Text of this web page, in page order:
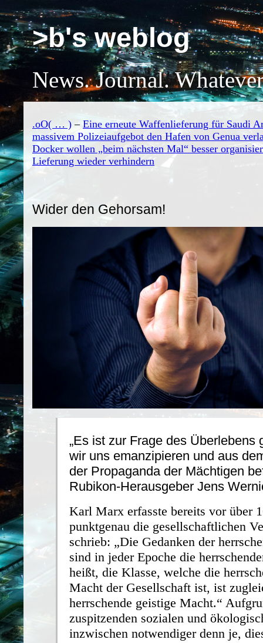
>b's weblog
News. Journal.
.oO( … ) – Eine erneute Waffenlieferung für Saudi
massivem Polizeiaufgebot den Hafen von Genua
Docker wollen „beim nächsten Mal“ besser
Lieferung wieder verhindern
Wider den Gehorsam!
„Es ist zur Frage des Überlebens
wir uns emanzipieren und aus
der Propaganda der Mächtigen
Rubikon-Herausgeber Jens
Karl Marx erfasste bereits vor über
punktgenau die gesellschaftlichen
schrieb: „Die Gedanken der
sind in jeder Epoche die
heißt, die Klasse, welche die
Macht der Gesellschaft ist, ist
herrschende geistige Macht.“
zuspitzenden sozialen und
inzwischen notwendiger denn je,